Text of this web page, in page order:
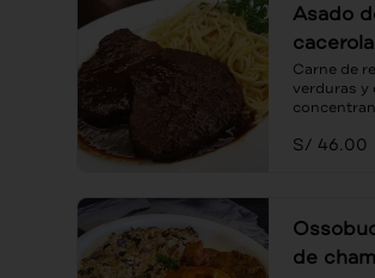
Asado
cacerola
Carne de
verduras y
mantequilla.
S/ 46.00
de